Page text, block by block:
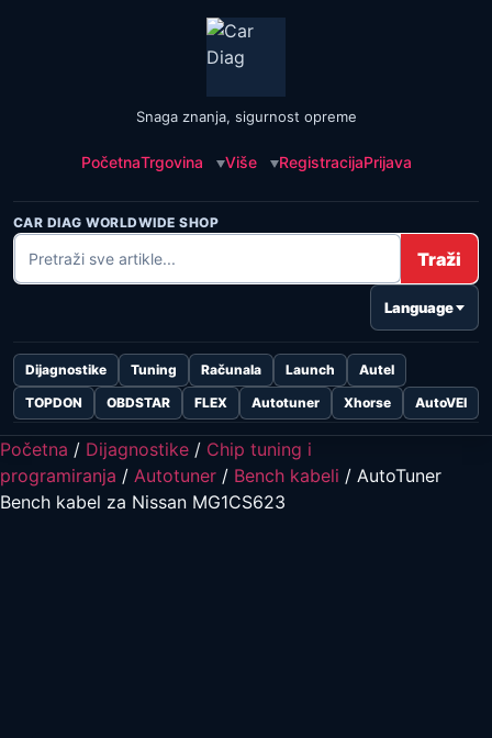
Snaga znanja, sigurnost opreme
PočetnaTrgovina Više RegistracijaPrijava
CAR DIAG WORLDWIDE SHOP
Traži
Language
Dijagnostike Tuning Računala Launch
Autel
TOPDON
OBDSTAR FLEX Autotuner Xhorse AutoVEI
Početna / Dijagnostike / Chip tuning i
programiranja / Autotuner / Bench kabeli / AutoTuner
Bench kabel za Nissan MG1CS623